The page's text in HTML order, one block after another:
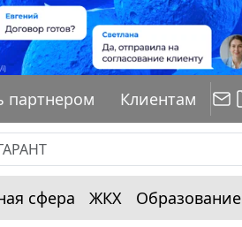
партнером Клиентам
сфера ЖКХ Образование